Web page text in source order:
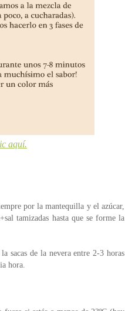
aquí.
por la mantequilla y el azúcar,
tamizadas hasta que se forme la
sacas de la nevera entre 2-3 horas
hora.